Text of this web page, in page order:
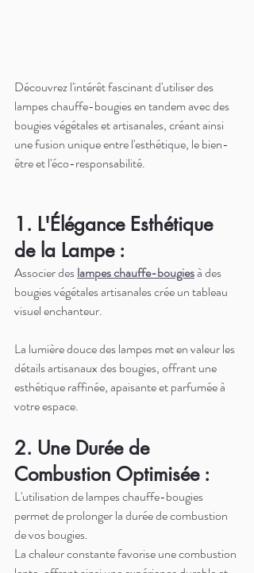
Découvrez l'intérêt fascinant d'utiliser des
lampes chauffe-bougies en tandem avec des
bougies végétales et artisanales, créant ainsi
une fusion unique entre l'esthétique, le bien-
être et l'éco-responsabilité.
1. L'Élégance Esthétique
de la Lampe :
Associer des lampes chauffe-bougies à des
bougies végétales artisanales crée un tableau
visuel enchanteur.
La lumière douce des lampes met en valeur les
détails artisanaux des bougies, offrant une
esthétique raffinée, apaisante et parfumée à
votre espace.
2. Une Durée de
Combustion Optimisée :
L'utilisation de lampes chauffe-bougies
permet de prolonger la durée de combustion
de vos bougies.
La chaleur constante favorise une combustion